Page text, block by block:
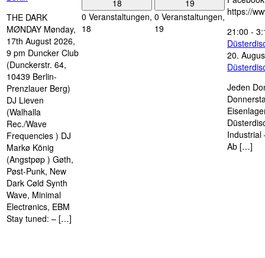
THE DARK
MØNDAY Mønday,
17th August 2026,
9 pm Duncker Club
(Dunckerstr. 64,
10439 Berlin-
Prenzlauer Berg)
DJ Lieven
(Walhalla
Rec./Wave
Frequencies ) DJ
Markø König
(Angstpøp ) Gøth,
Pøst-Punk, New
Dark Cøld Synth
Wave, Minimal
Electrønics, EBM
Stay tuned: – […]
18
0 Veranstaltungen,
18
19
0 Veranstaltungen,
19
https://
21:00 -
20.
Jeden
Industrial
Ab […]